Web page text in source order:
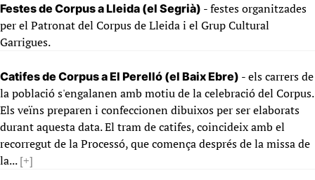
Festes de Corpus a Lleida (el Segrià) - festes organitzades
per el Patronat del Corpus de Lleida i el Grup Cultural
Garrigues.
Catifes de Corpus a El Perelló (el Baix Ebre) - els carrers de
la població s'engalanen amb motiu de la celebració del Corpus.
Els veïns preparen i confeccionen dibuixos per ser elaborats
durant aquesta data. El tram de catifes, coincideix amb el
recorregut de la Processó, que comença després de la missa de
la...[+]